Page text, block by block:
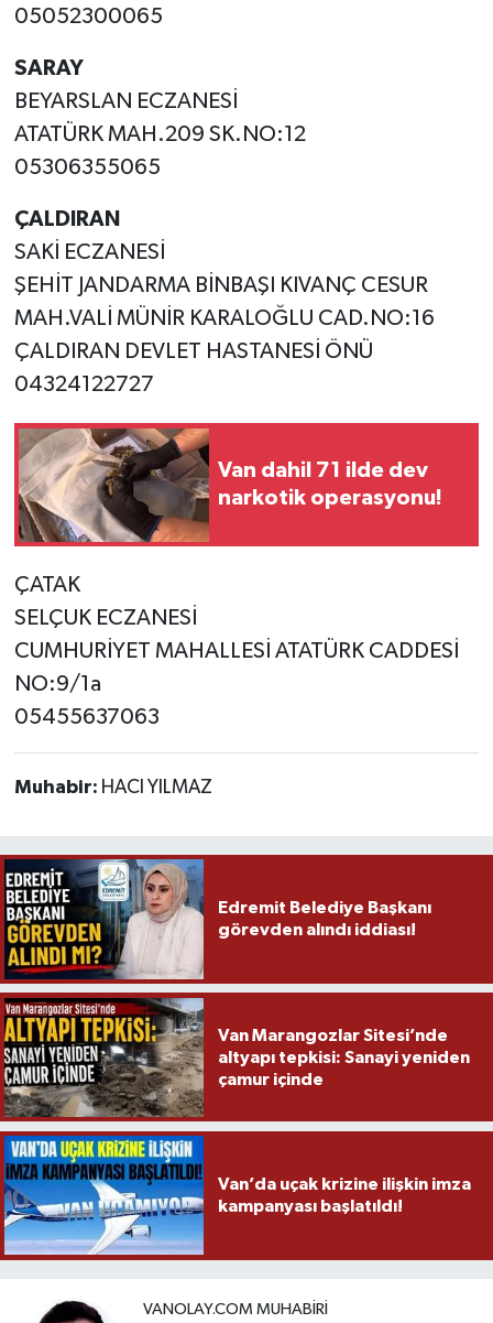
05052300065
SARAY
BEYARSLAN ECZANESİ
ATATÜRK MAH.209 SK.NO:12
05306355065
ÇALDIRAN
SAKİ ECZANESİ
ŞEHİT JANDARMA BİNBAŞI KIVANÇ CESUR
MAH.VALİ MÜNİR KARALOĞLU CAD.NO:16
ÇALDIRAN DEVLET HASTANESİ ÖNÜ
04324122727
Van dahil 71 ilde dev
narkotik operasyonu!
ÇATAK
SELÇUK ECZANESİ
CUMHURİYET MAHALLESİ ATATÜRK CADDESİ
NO:9/1a
05455637063
Muhabir: HACI YILMAZ
Edremit Belediye Başkanı
görevden alındı iddiası!
Van Marangozlar Sitesi’nde
altyapı tepkisi: Sanayi yeniden
çamur içinde
Van’da uçak krizine ilişkin imza
kampanyası başlatıldı!
VANOLAY.COM MUHABIRI